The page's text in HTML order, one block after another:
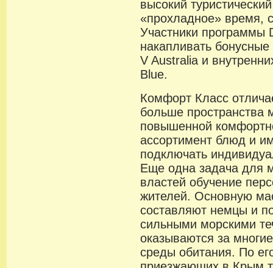
высокий
«прохладное» время,
Участники программы
накапливать
V Australia и
Blue.
Комфорт Класс
больше пространства
повышенной
ассортимент блюд и
подключать
Еще одна задача для
властей обучение
жителей. Основную
составляют немцы и
сильными морскими
оказываются за
среды обитания. По